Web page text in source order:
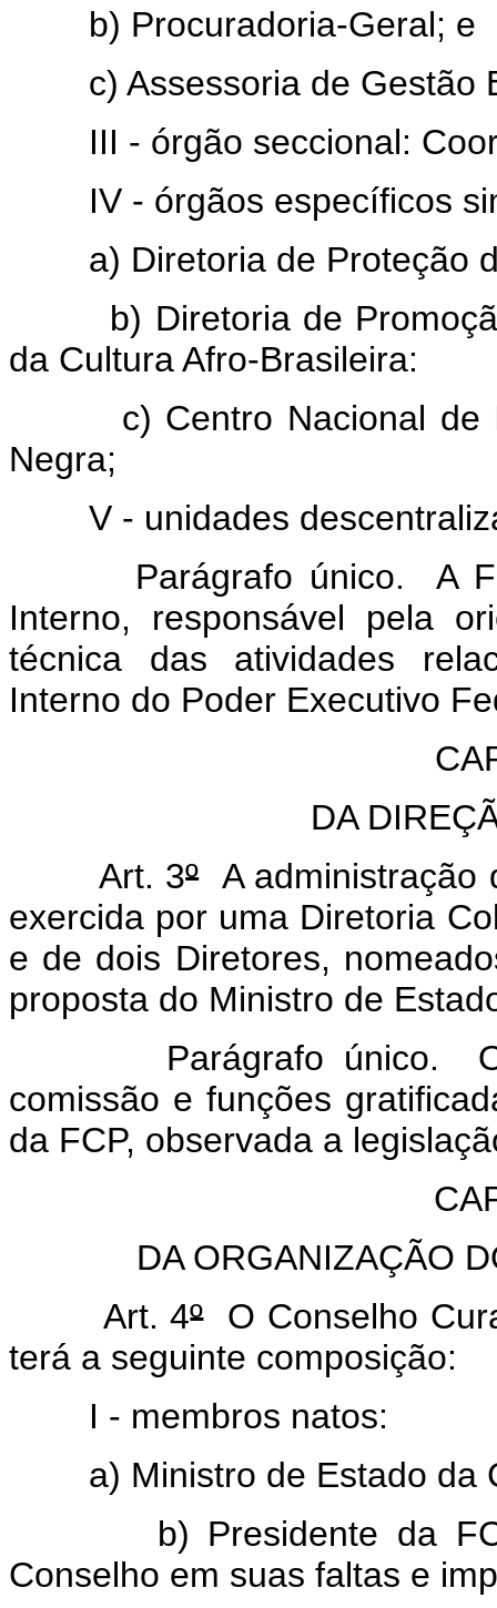
b) Procuradoria-Geral; e
c) Assessoria de Gestão
III - órgão seccional:
IV - órgãos específicos
a) Diretoria de Proteção
b) Diretoria de
da Cultura Afro-Brasileira:
c) Centro Nacional de
Negra;
V - unidades
Parágrafo único. A FCP
Interno, responsável pela
técnica das atividades
Interno do Poder Executivo
DA
Art. 3ºA administração
exercida por uma Diretoria
e de dois Diretores,
proposta do Ministro de
Parágrafo único. Os
comissão e funções
da FCP, observada a
DA ORGANIZAÇÃO
Art. 4ºO Conselho
terá a seguinte composição:
I - membros natos:
a) Ministro de Estado da
b) Presidente da FCP,
Conselho em suas faltas e